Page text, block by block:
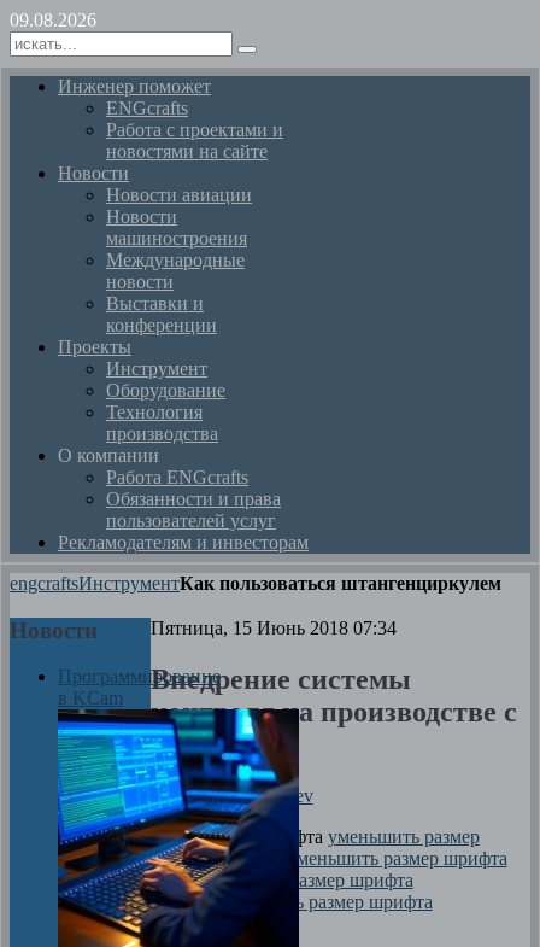
09.08.2026
Инженер поможет
ENGcrafts
Работа с проектами и
новостями на сайте
Новости
Новости авиации
Новости
машиностроения
Международные
новости
Выставки и
конференции
Проекты
Инструмент
Оборудование
Технология
производства
О компании
Работа ENGcrafts
Обязанности и права
пользователей услуг
Рекламодателям и инвесторам
engcraftsИнструментКак пользоваться штангенциркулем
Пятница, 15 Июнь 2018 07:34
Внедрение системы
контроля на производстве с
ЧПУ
АвторDima Zverev
размер шрифта уменьшить размер
шрифта
увеличить размер шрифта
Печать
Новости
Программирование
в KCam